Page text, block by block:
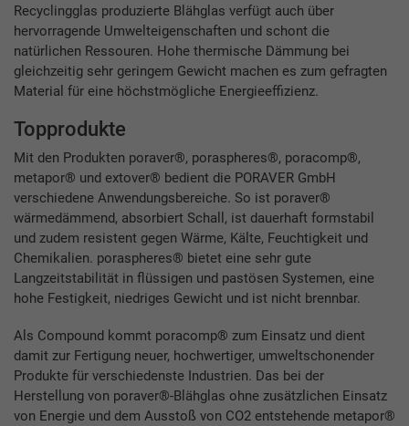
Recyclingglas produzierte Blähglas verfügt auch über
hervorragende Umwelteigenschaften und schont die
natürlichen Ressouren. Hohe thermische Dämmung bei
gleichzeitig sehr geringem Gewicht machen es zum gefragten
Material für eine höchstmögliche Energieeffizienz.
Topprodukte
Mit den Produkten poraver®, poraspheres®, poracomp®,
metapor® und extover® bedient die PORAVER GmbH
verschiedene Anwendungsbereiche. So ist poraver®
wärmedämmend, absorbiert Schall, ist dauerhaft formstabil
und zudem resistent gegen Wärme, Kälte, Feuchtigkeit und
Chemikalien. poraspheres® bietet eine sehr gute
Langzeitstabilität in flüssigen und pastösen Systemen, eine
hohe Festigkeit, niedriges Gewicht und ist nicht brennbar.
Als Compound kommt poracomp® zum Einsatz und dient
damit zur Fertigung neuer, hochwertiger, umweltschonender
Produkte für verschiedenste Industrien. Das bei der
Herstellung von poraver®-Blähglas ohne zusätzlichen Einsatz
von Energie und dem Ausstoß von CO2 entstehende metapor®